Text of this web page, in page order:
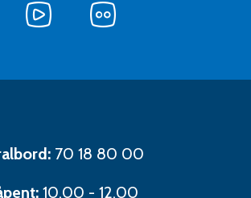
FacebookTwitter
Følg
Følg
70 18 80 00
10.00 - 12.00